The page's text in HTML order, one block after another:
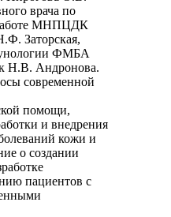
врача по
МНПЦДК
Заторская,
ФМБА
Н.В. Андронова.
современной
помощи,
и внедрения
кожи и
о создании
пациентов с